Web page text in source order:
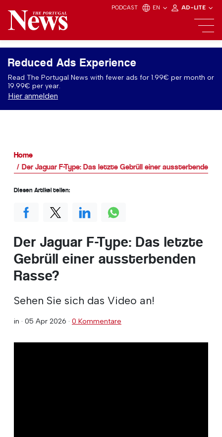
PODCAST EN AD-LITE
Reduced Ads Experience
Read The Portugal News with fewer ads for 1.99€ per month or
19.99€ per year.
Hier anmelden
Home
Der Jaguar F-Type: Das letzte Gebrüll einer aussterbenden
Der Jaguar F-Type: Das letzte
Gebrüll einer aussterbenden
Rasse?
Sehen Sie sich das Video an!
in · 05 Apr 2026 · 0 Kommentare
Diesen Artikel teilen: